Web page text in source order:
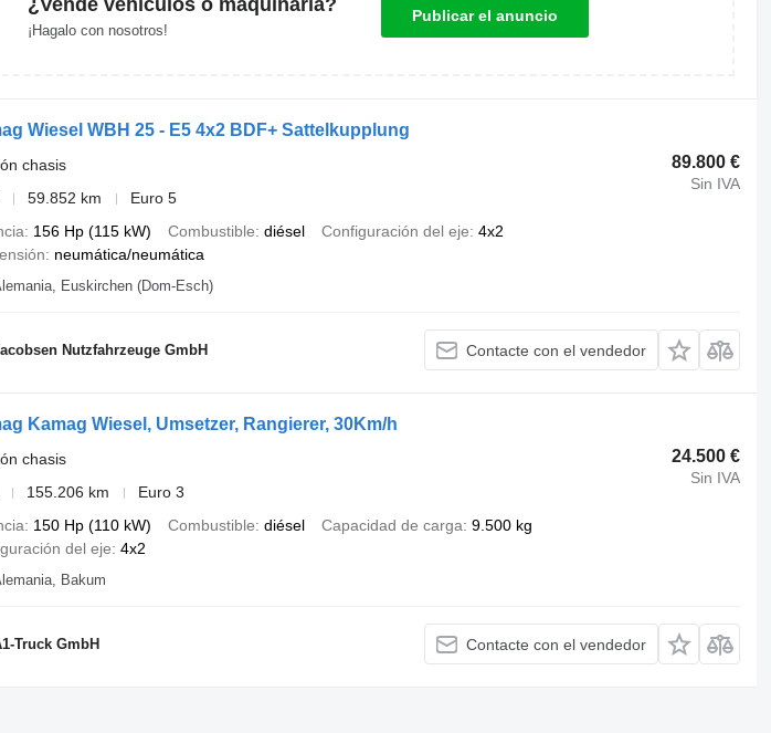
¡Hagalo con nosotros!
Publicar el anuncio
Wiesel WBH 25 - E5 4x2 BDF+ Sattelkupplung
89.800 €
Sin IVA
chasis
59.852 km
Euro 5
156 Hp (115 kW) Combustible diésel Configuración del eje 4x2
neumática/neumática
Euskirchen (Dom-Esch)
Nutzfahrzeuge GmbH Contacte con el vendedor
Kamag Wiesel, Umsetzer, Rangierer, 30Km/h
24.500 €
Sin IVA
chasis
155.206 km
Euro 3
150 Hp (110 kW) Combustible diésel Capacidad de carga 9.500 kg
del eje 4x2
Bakum
Truck GmbH Contacte con el vendedor